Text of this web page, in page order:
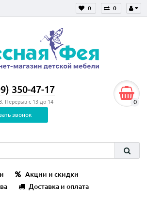
0
0
350-47-17
Перерыв с 13 до 14
звонок
0
Акции и скидки
Доставка и оплата